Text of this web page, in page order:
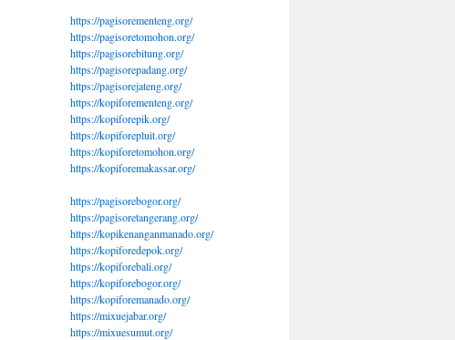
https://pagisorementeng.org/
https://pagisoretomohon.org/
https://pagisorebitung.org/
https://pagisorepadang.org/
https://pagisorejateng.org/
https://kopiforementeng.org/
https://kopiforepik.org/
https://kopiforepluit.org/
https://kopiforetomohon.org/
https://kopiforemakassar.org/
https://pagisorebogor.org/
https://pagisoretangerang.org/
https://kopikenanganmanado.org/
https://kopiforedepok.org/
https://kopiforebali.org/
https://kopiforebogor.org/
https://kopiforemanado.org/
https://mixuejabar.org/
https://mixuesumut.org/